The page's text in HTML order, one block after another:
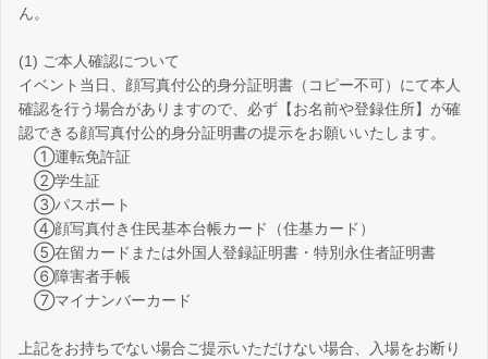
ん。
(1) ご本人確認について
イベント当日、顔写真付公的身分証明書（コピー不可）にて本人
確認を行う場合がありますので、必ず【お名前や登録住所】が確
認できる顔写真付公的身分証明書の提示をお願いいたします。
①運転免許証
②学生証
③パスポート
④顔写真付き住民基本台帳カード（住基カード）
⑤在留カードまたは外国人登録証明書・特別永住者証明書
⑥障害者手帳
⑦マイナンバーカード
上記をお持ちでない場合ご提示いただけない場合、入場をお断り